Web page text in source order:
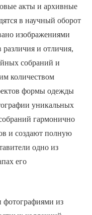
акты и архивные
в научный оборот
изображениями
и отличия,
собраний и
количеством
формы одежды
уникальных
гармонично
и создают полную
одно из
его
из